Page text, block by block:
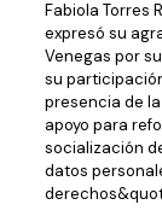
Fabiola Torres
expresó su
Venegas por
su
presencia de
apoyo para
socialización
datos